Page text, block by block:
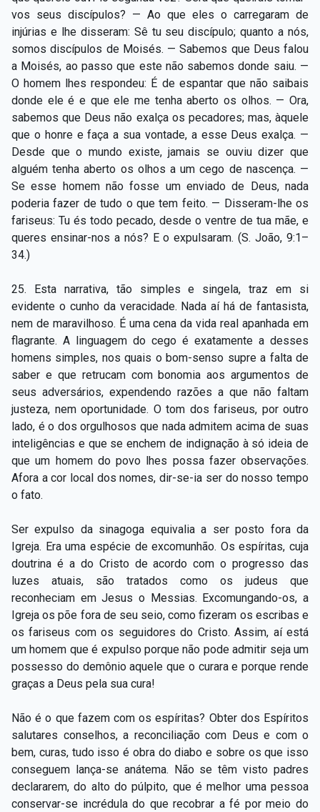
vos seus discípulos? — Ao que eles o carregaram de
injúrias e lhe disseram: Sê tu seu discípulo; quanto a nós,
somos discípulos de Moisés. — Sabemos que Deus falou
a Moisés, ao passo que este não sabemos donde saiu. —
O homem lhes respondeu: É de espantar que não saibais
donde ele é e que ele me tenha aberto os olhos. — Ora,
sabemos que Deus não exalça os pecadores; mas, àquele
que o honre e faça a sua vontade, a esse Deus exalça. —
Desde que o mundo existe, jamais se ouviu dizer que
alguém tenha aberto os olhos a um cego de nascença. —
Se esse homem não fosse um enviado de Deus, nada
poderia fazer de tudo o que tem feito. — Disseram-lhe os
fariseus: Tu és todo pecado, desde o ventre de tua mãe, e
queres ensinar-nos a nós? E o expulsaram. (S. João, 9:1–
34.)
25. Esta narrativa, tão simples e singela, traz em si
evidente o cunho da veracidade. Nada aí há de fantasista,
nem de maravilhoso. É uma cena da vida real apanhada em
flagrante. A linguagem do cego é exatamente a desses
homens simples, nos quais o bom-senso supre a falta de
saber e que retrucam com bonomia aos argumentos de
seus adversários, expendendo razões a que não faltam
justeza, nem oportunidade. O tom dos fariseus, por outro
lado, é o dos orgulhosos que nada admitem acima de suas
inteligências e que se enchem de indignação à só ideia de
que um homem do povo lhes possa fazer observações.
Afora a cor local dos nomes, dir-se-ia ser do nosso tempo
o fato.
Ser expulso da sinagoga equivalia a ser posto fora da
Igreja. Era uma espécie de excomunhão. Os espíritas, cuja
doutrina é a do Cristo de acordo com o progresso das
luzes atuais, são tratados como os judeus que
reconheciam em Jesus o Messias. Excomungando-os, a
Igreja os põe fora de seu seio, como fizeram os escribas e
os fariseus com os seguidores do Cristo. Assim, aí está
um homem que é expulso porque não pode admitir seja um
possesso do demônio aquele que o curara e porque rende
graças a Deus pela sua cura!
Não é o que fazem com os espíritas? Obter dos Espíritos
salutares conselhos, a reconciliação com Deus e com o
bem, curas, tudo isso é obra do diabo e sobre os que isso
conseguem lança-se anátema. Não se têm visto padres
declararem, do alto do púlpito, que é melhor uma pessoa
conservar-se incrédula do que recobrar a fé por meio do